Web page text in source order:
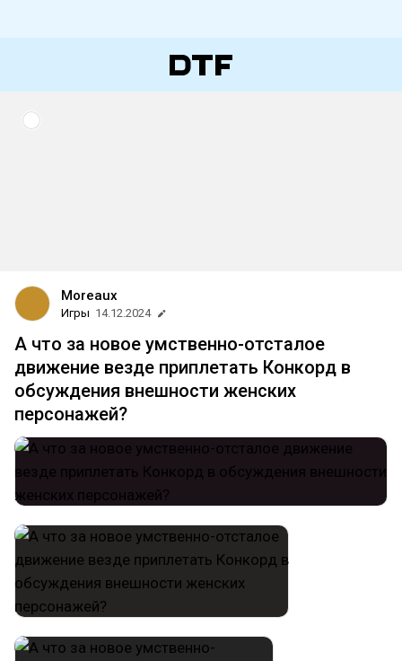
Moreaux
Игры 14.12.2024
А что за новое умственно-отсталое
движение везде приплетать Конкорд в
обсуждения внешности женских
персонажей?